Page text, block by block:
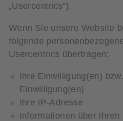
„Usercentrics“).
Wenn Sie unsere Website
folgende
Usercentrics übertragen:
Ihre Einwilligung(en)
Einwilligung(en)
Ihre IP-Adresse
Informationen über Ihren